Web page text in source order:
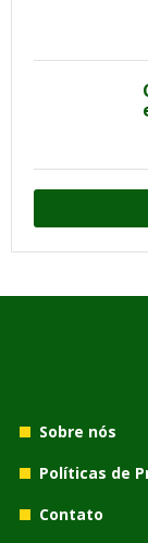
Sobre nós
Políticas de
Contato